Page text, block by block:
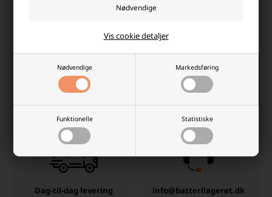
Nødvendige Markedsføring
Funktionelle Statistiske
Vis cookie detaljer
99,00 DKK
Hvorfor handle hos batterilageret?
Der er mange gode grunde, men her er et par
Dag-til-dag levering
info@batterilageret.dk